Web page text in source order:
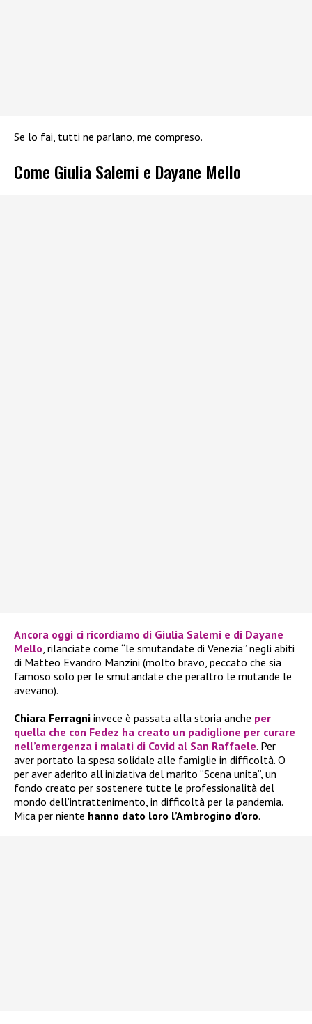
Se lo fai, tutti ne parlano, me compreso.
Come Giulia Salemi e Dayane Mello
Ancora oggi ci ricordiamo di Giulia Salemi e di Dayane
Mello, rilanciate come “le smutandate di Venezia” negli abiti
di Matteo Evandro Manzini (molto bravo, peccato che sia
famoso solo per le smutandate che peraltro le mutande le
avevano).
Chiara Ferragni invece è passata alla storia anche per
quella che con Fedez ha creato un padiglione per curare
nell’emergenza i malati di Covid al San Raffaele. Per
aver portato la spesa solidale alle famiglie in difficoltà. O
per aver aderito all’iniziativa del marito “Scena unita”, un
fondo creato per sostenere tutte le professionalità del
mondo dell’intrattenimento, in difficoltà per la pandemia.
Mica per niente hanno dato loro l’Ambrogino d’oro.